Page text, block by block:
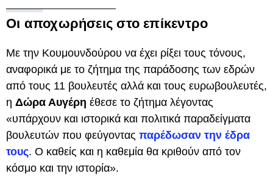
Οι αποχωρήσεις στο επίκεντρο
Με την Κουμουνδούρου να έχει ρίξει τους τόνους,
αναφορικά με το ζήτημα της παράδοσης των εδρών
από τους 11 βουλευτές αλλά και τους ευρωβουλευτές,
η Δώρα Αυγέρη έθεσε το ζήτημα λέγοντας
«υπάρχουν και ιστορικά και πολιτικά παραδείγματα
βουλευτών που φεύγοντας παρέδωσαν την έδρα
τους. Ο καθείς και η καθεμία θα κριθούν από τον
κόσμο και την ιστορία».